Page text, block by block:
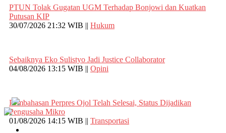
PTUN Tolak Gugatan UGM Terhadap Bonjowi dan Kuatkan
Putusan KIP
30/07/2026 21:32 WIB || Hukum
Sebaiknya Eko Sulistyo Jadi Justice Collaborator
04/08/2026 13:15 WIB || Opini
Pembahasan Perpres Ojol Telah Selesai, Status Dijadikan
Pengusaha Mikro
01/08/2026 14:15 WIB || Transportasi